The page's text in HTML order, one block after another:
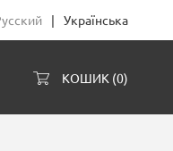
| Українська
КОШИК (0)